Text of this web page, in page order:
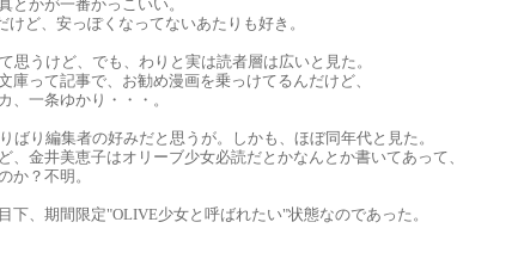
とかが一番かっこいい。
けど、安っぽくなってないあたりも好き。
思うけど、でも、わりと実は読者層は広いと見た。
庫って記事で、お勧め漫画を乗っけてるんだけど、
、一条ゆかり・・・。
ばり編集者の好みだと思うが。しかも、ほぼ同年代と見た。
、金井美恵子はオリーブ少女必読だとかなんとか書いてあって、
か？不明。
下、期間限定"OLIVE少女と呼ばれたい"状態なのであった。